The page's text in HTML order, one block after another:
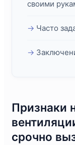
своими
Часто
Признаки
срочно